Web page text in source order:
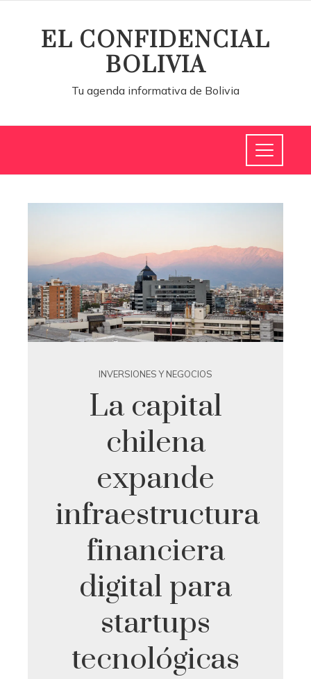
EL CONFIDENCIAL
BOLIVIA
Tu agenda informativa de Bolivia
INVERSIONES Y NEGOCIOS
La capital
chilena
expande
infraestructura
financiera
digital para
startups
tecnológicas